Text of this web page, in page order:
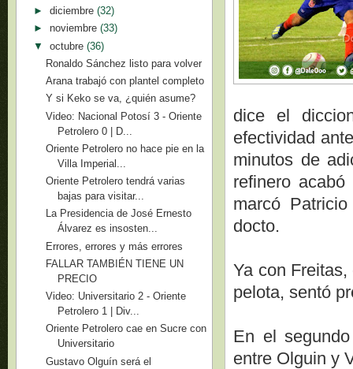
dice el
efectividad
minutos de
refinero
marcó
docto.
Ya con
pelota, sentó
En el
entre Olguin y
► diciembre (32)
► noviembre (33)
▼ octubre (36)
Ronaldo Sánchez listo para volver
Arana trabajó con plantel completo
Y si Keko se va, ¿quién asume?
Video: Nacional Potosí 3 - Oriente
Petrolero 0 | D...
Oriente Petrolero no hace pie en la
Villa Imperial...
Oriente Petrolero tendrá varias
bajas para visitar...
La Presidencia de José Ernesto
Álvarez es insosten...
Errores, errores y más errores
FALLAR TAMBIÉN TIENE UN
PRECIO
Video: Universitario 2 - Oriente
Petrolero 1 | Div...
Oriente Petrolero cae en Sucre con
Universitario
Gustavo Olguín será el